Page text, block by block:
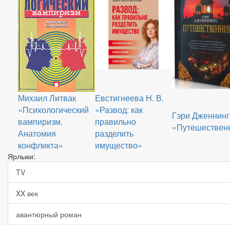
Михаил Литвак
«Психологический
вампиризм.
Анатомия
конфликта»
Евстигнеева Н. В.
«Развод: как
правильно
разделить
имущество»
Гэри
Ярлыки:
TV
XX век
авантюрный роман